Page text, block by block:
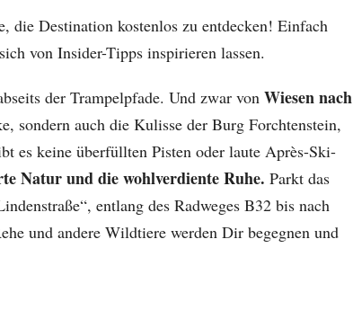
die Destination kostenlos zu entdecken! Einfach
von Insider-Tipps inspirieren lassen.
der Trampelpfade. Und zwar von Wiesen nach
sondern auch die Kulisse der Burg Forchtenstein,
es keine überfüllten Pisten oder laute Après-Ski-
Natur und die wohlverdiente Ruhe. Parkt das
entlang des Radweges B32 bis nach
und andere Wildtiere werden Dir begegnen und